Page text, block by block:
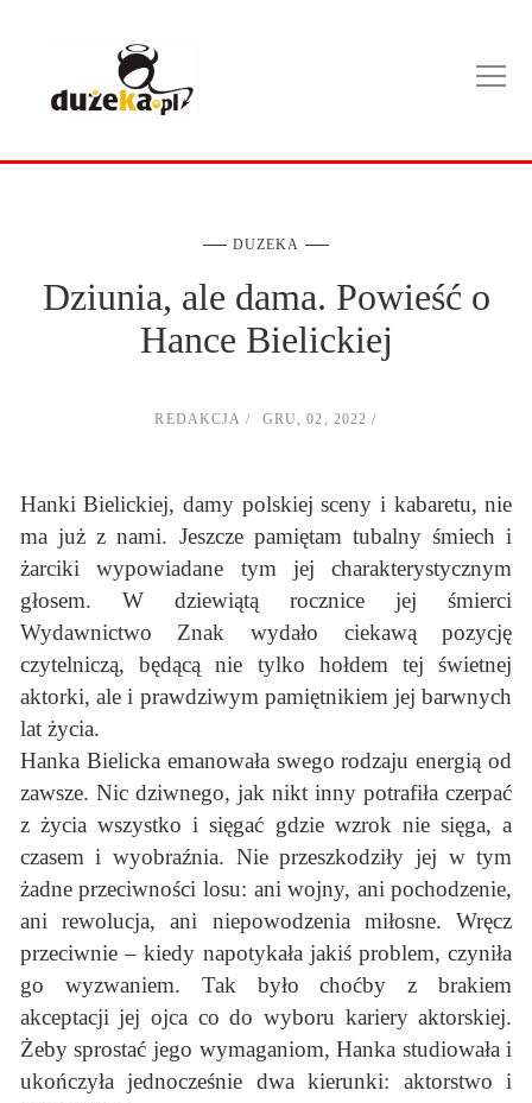
DUZEKA
Dziunia, ale dama. Powieść o
Hance Bielickiej
REDAKCJA GRU, 02, 2022
Hanki Bielickiej, damy polskiej sceny i kabaretu, nie
ma już z nami. Jeszcze pamiętam tubalny śmiech i
żarciki wypowiadane tym jej charakterystycznym
głosem. W dziewiątą rocznice jej śmierci
Wydawnictwo Znak wydało ciekawą pozycję
czytelniczą, będącą nie tylko hołdem tej świetnej
aktorki, ale i prawdziwym pamiętnikiem jej barwnych
lat życia.
Hanka Bielicka emanowała swego rodzaju energią od
zawsze. Nic dziwnego, jak nikt inny potrafiła czerpać
z życia wszystko i sięgać gdzie wzrok nie sięga, a
czasem i wyobraźnia. Nie przeszkodziły jej w tym
żadne przeciwności losu: ani wojny, ani pochodzenie,
ani rewolucja, ani niepowodzenia miłosne. Wręcz
przeciwnie – kiedy napotykała jakiś problem, czyniła
go wyzwaniem. Tak było choćby z brakiem
akceptacji jej ojca co do wyboru kariery aktorskiej.
Żeby sprostać jego wymaganiom, Hanka studiowała i
ukończyła jednocześnie dwa kierunki: aktorstwo i